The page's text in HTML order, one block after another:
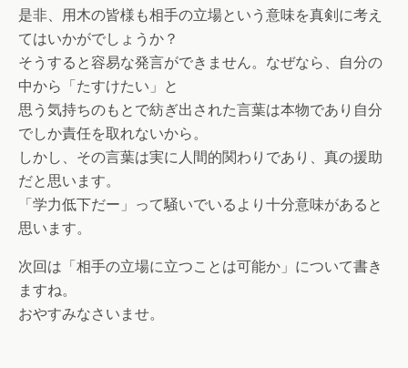
是非、用木の皆様も相手の立場という意味を真剣に考え
てはいかがでしょうか？
そうすると容易な発言ができません。なぜなら、自分の
中から「たすけたい」と
思う気持ちのもとで紡ぎ出された言葉は本物であり自分
でしか責任を取れないから。
しかし、その言葉は実に人間的関わりであり、真の援助
だと思います。
「学力低下だー」って騒いでいるより十分意味があると
思います。
次回は「相手の立場に立つことは可能か」について書き
ますね。
おやすみなさいませ。